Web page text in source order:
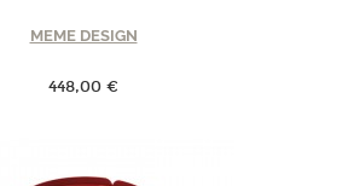
MEME DESIGN
448,00 €